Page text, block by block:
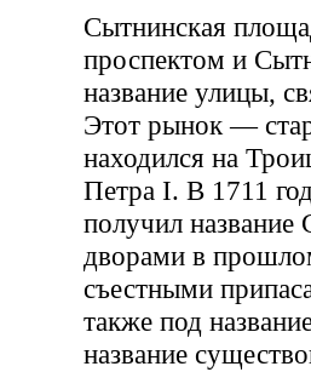
Сытнинская
проспектом и
название улицы,
Этот рынок —
находился на
Петра I. В 1711
получил
дворами в
съестными
также под
название